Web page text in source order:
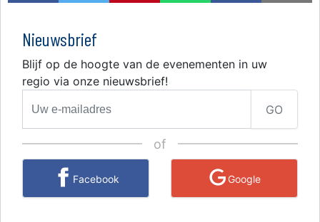
Nieuwsbrief
Blijf op de hoogte van de evenementen in uw
regio via onze nieuwsbrief!
GO
of
Facebook Google